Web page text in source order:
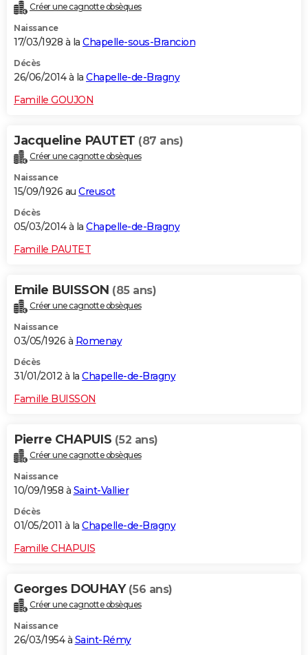
Créer une cagnotte obsèques
Naissance
17/03/1928 à la Chapelle-sous-Brancion
Décès
26/06/2014 à la Chapelle-de-Bragny
Famille GOUJON
Jacqueline PAUTET (87 ans)
Créer une cagnotte obsèques
Naissance
15/09/1926 au Creusot
Décès
05/03/2014 à la Chapelle-de-Bragny
Famille PAUTET
Emile BUISSON (85 ans)
Créer une cagnotte obsèques
Naissance
03/05/1926 à Romenay
Décès
31/01/2012 à la Chapelle-de-Bragny
Famille BUISSON
Pierre CHAPUIS (52 ans)
Créer une cagnotte obsèques
Naissance
10/09/1958 à Saint-Vallier
Décès
01/05/2011 à la Chapelle-de-Bragny
Famille CHAPUIS
Georges DOUHAY (56 ans)
Créer une cagnotte obsèques
Naissance
26/03/1954 à Saint-Rémy